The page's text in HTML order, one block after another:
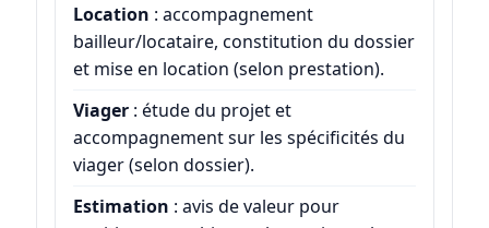
Location : accompagnement
bailleur/locataire, constitution du dossier
et mise en location (selon prestation).
Viager: étude du projet et
accompagnement sur les spécificités du
viager (selon dossier).
Estimation : avis de valeur pour